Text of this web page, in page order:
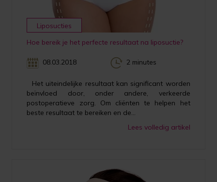
Liposucties
Hoe bereik je het perfecte resultaat na liposuctie?
08.03.2018 2 minutes
Het uiteindelijke resultaat kan significant worden
beïnvloed door, onder andere, verkeerde
postoperatieve zorg. Om cliënten te helpen het
beste resultaat te bereiken en de...
Lees volledig artikel